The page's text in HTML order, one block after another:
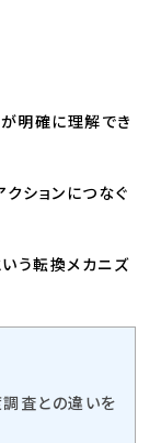
明確に理解でき
ションにつなぐ
う転換メカニズ
査との違いを